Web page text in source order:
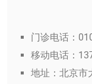
门诊电话：
移动电话：
地址：北京市